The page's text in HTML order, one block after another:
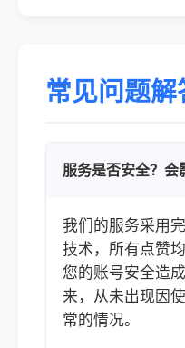
常见问题解
服务是否安全？会
我们的服务采用
技术，所有点赞
您的账号安全造
来，从未出现因
常的情况。